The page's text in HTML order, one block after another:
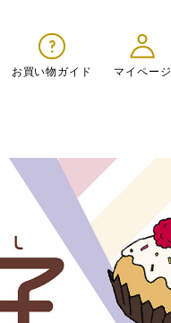
お買い物ガイド マイページ